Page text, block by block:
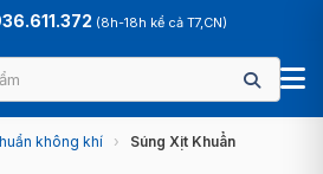
(8h-18h kể cả T7,CN)
không khí › Súng Xịt Khuẩn